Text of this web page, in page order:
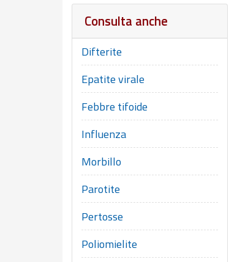
Consulta anche
Difterite
Epatite virale
Febbre tifoide
Influenza
Morbillo
Parotite
Pertosse
Poliomielite